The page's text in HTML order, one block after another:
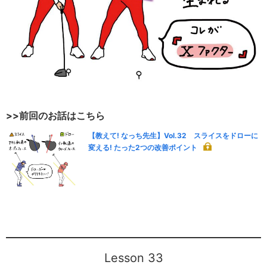
>>前回のお話はこちら
【教えて! なっち先生】Vol.32 スライスをドローに
変える! たった2つの改善ポイント
Lesson 33